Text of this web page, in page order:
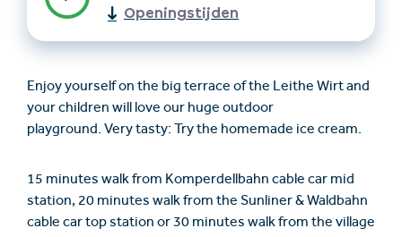
Accommodatie
Ticket- &
Nederlands
+43/5476/6239
Openingstijden
Enjoy yourself on the big terrace of the Leithe Wirt and
your children will love our huge outdoor
playground. Very tasty: Try the homemade ice cream.
15 minutes walk from Komperdellbahn cable car mid
station, 20 minutes walk from the Sunliner & Waldbahn
cable car top station or 30 minutes walk from the village